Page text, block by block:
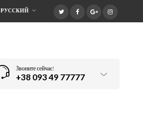
РУССКИЙ
Звоните сейчас!
+38 093 49 77777